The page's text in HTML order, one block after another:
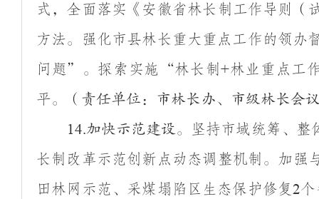
式，全面落实《安徽省林长制工作导则（
方法。强化市县林长重大重点工作的领办
问题” 。探索实施 “林长制+林业重点工
平。
（责任单位：市林长办、市级林长会
14.加快示范建设。
坚持市域统筹、整
长制改革示范创新点动态调整机制。加强
田林网示范、采煤塌陷区生态保护修复2